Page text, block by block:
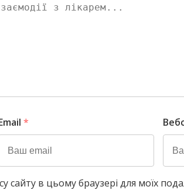
*
сайту в цьому браузері для моїх